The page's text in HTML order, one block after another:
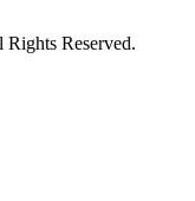
Reserved.